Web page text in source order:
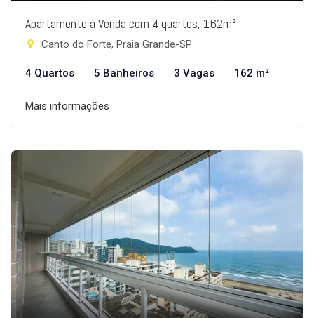
Apartamento à Venda com 4 quartos, 162m²
Canto do Forte, Praia Grande-SP
4 Quartos 5 Banheiros 3 Vagas 162 m²
Mais informações